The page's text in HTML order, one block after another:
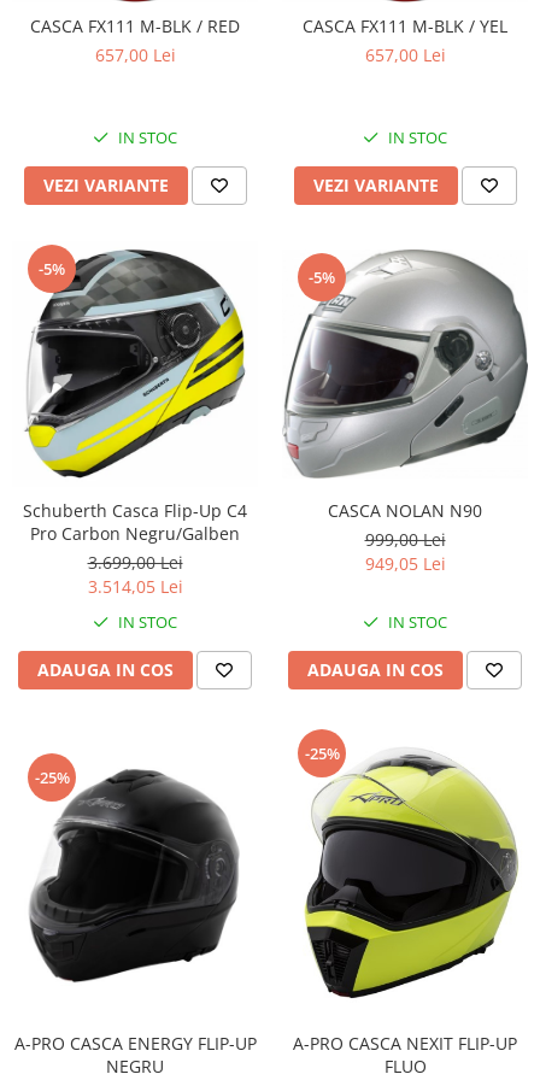
Baterii ATV
Bloc lumini
Bobina inductie
Butoane
CALCULATOR SERVO
CDI
Contacte
ELECTROMOTOR
Relee
Rotor
Senzori
Sigurante
Statoare
Termostate
Tunner
Sistem de Frânare
Placute
Suspensie & Direcție
Amortizor
Bieleta
Brate
Bucsi
Burduf
Butuci
Cabluri comenzi
Caseta acceleratie
Protectii
Armura Moto
Gat
Genunchiere
Protectii D3O
Slidere
Strada
Touring
Vesta
CASCA FX111 M-BLK / RED
657,00 Lei
IN STOC
VEZI VARIANTE
CASCA FX111 M-BLK / YEL
657,00 Lei
IN STOC
VEZI VARIANTE
-5%
Schuberth Casca Flip-Up C4
Pro Carbon Negru/Galben
3.699,00 Lei
3.514,05 Lei
IN STOC
ADAUGA IN COS
-5%
CASCA NOLAN N90
999,00 Lei
949,05 Lei
IN STOC
ADAUGA IN COS
-25%
A-PRO CASCA ENERGY FLIP-UP
NEGRU
-25%
A-PRO CASCA NEXIT FLIP-UP
FLUO